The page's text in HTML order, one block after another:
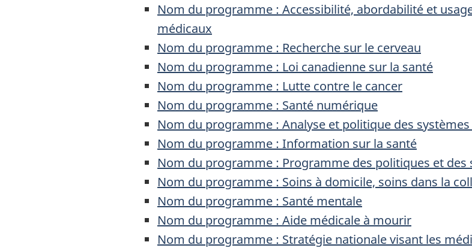
Nom du programme : Accessibilité, abordabilité et
médicaux
Nom du programme : Recherche sur le cerveau
Nom du programme : Loi canadienne sur la santé
Nom du programme : Lutte contre le cancer
Nom du programme : Santé numérique
Nom du programme : Analyse et politique des
Nom du programme : Information sur la santé
Nom du programme : Programme des politiques et
Nom du programme : Soins à domicile, soins dans la
Nom du programme : Santé mentale
Nom du programme : Aide médicale à mourir
Nom du programme : Stratégie nationale visant les